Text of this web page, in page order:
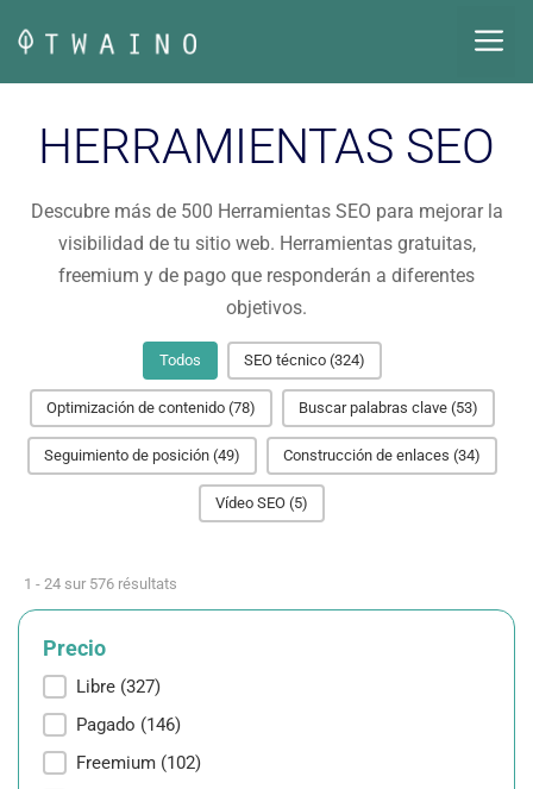
contenido
HERRAMIENTAS SEO
Descubre más de 500 Herramientas SEO para mejorar la
visibilidad de tu sitio web. Herramientas gratuitas,
freemium y de pago que responderán a diferentes
objetivos.
Todos SEO técnico (324)
Optimización de contenido (78) Buscar palabras clave (53)
Seguimiento de posición (49) Construcción de enlaces (34)
Vídeo SEO (5)
1 - 24 sur 576 résultats
Precio
Precio
Libre (327)
Pagado (146)
Freemium (102)